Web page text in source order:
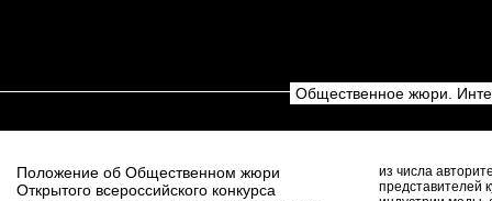
Общественное жюри.
Положение об Общественном жюри
Открытого всероссийского конкурса
из числа
представителей